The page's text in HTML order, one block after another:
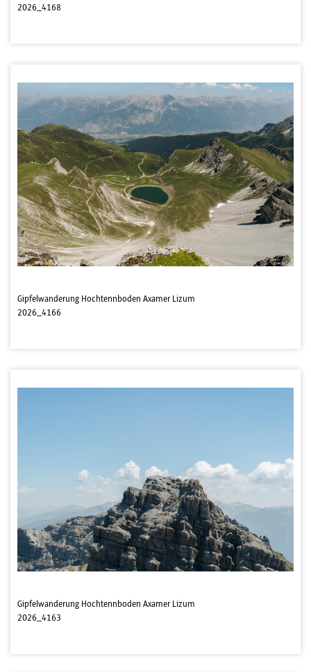
2026_4168
Gipfelwanderung Hochtennboden Axamer Lizum
2026_4166
Gipfelwanderung Hochtennboden Axamer Lizum
2026_4163